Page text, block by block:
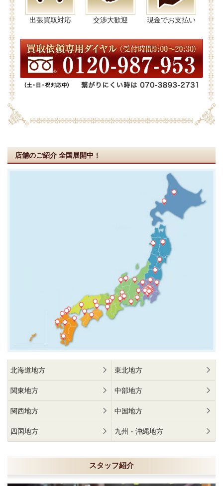
出張買取対応 交渉大歓迎 現金でお支払い
店舗のご紹介 全国展開中！
北海道地方 東北地方
関東地方 中部地方
関西地方 中国地方
四国地方 九州・沖縄地方
スタッフ紹介